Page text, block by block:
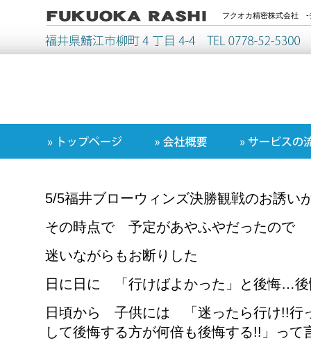
フクオカ精密株式会社 -
5/5福井ブローウィンズ決勝観戦のお誘い
その時点で 予定があやふやだったので
迷いながらもお断りした
日に日に 「行けばよかった」と後悔…
日頃から 子供には 「迷ったら行け!!行
して後悔する方が何倍も後悔する!!」っ